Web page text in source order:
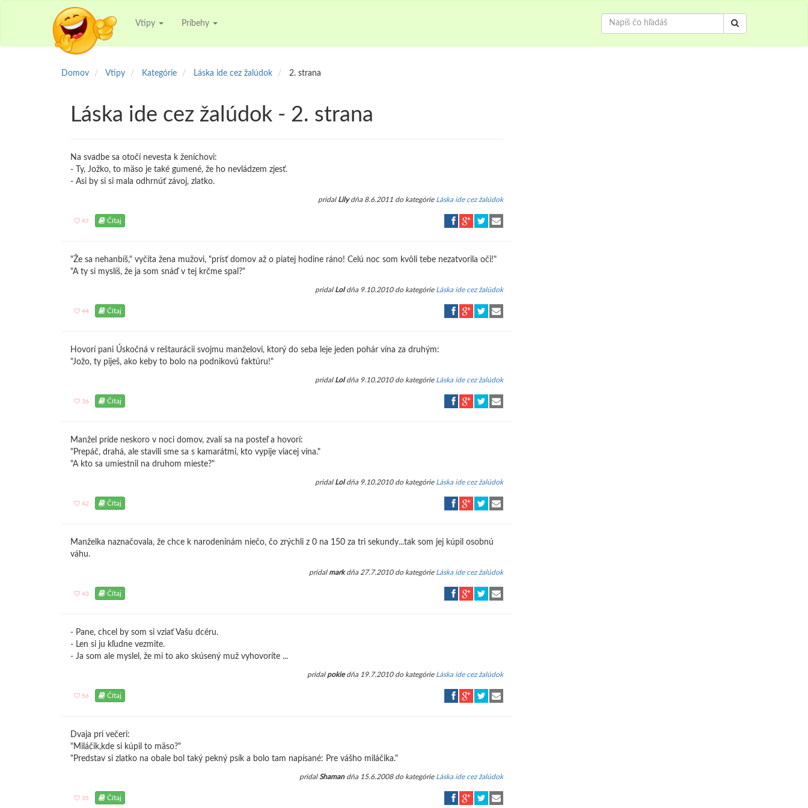
Vtipy Príbehy
Domov Vtipy Kategórie Láska ide cez žalúdok 2. strana
Láska ide cez žalúdok - 2. strana
Na svadbe sa otočí nevesta k ženíchovi:
- Ty, Jožko, to mäso je také gumené, že ho nevládzem zjesť.
- Asi by si si mala odhrnúť závoj, zlatko.
pridal Lilydňa 8.6.2011 do kategórie Láska ide cez žalúdok
47 Čítaj
"Že sa nehanbíš," vyčíta žena mužovi, "prísť domov až o piatej hodine ráno! Celú noc som kvôli tebe nezatvorila oči!"
"A ty si myslíš, že ja som snáď v tej krčme spal?"
pridal Loldňa 9.10.2010 do kategórie Láska ide cez žalúdok
44 Čítaj
Hovorí pani Úskočná v reštaurácii svojmu manželovi, ktorý do seba leje jeden pohár vína za druhým:
"Jožo, ty piješ, ako keby to bolo na podnikovú faktúru!"
pridal Loldňa 9.10.2010 do kategórie Láska ide cez žalúdok
36 Čítaj
Manžel príde neskoro v noci domov, zvalí sa na posteľ a hovorí:
"Prepáč, drahá, ale stavili sme sa s kamarátmi, kto vypije viacej vína."
"A kto sa umiestnil na druhom mieste?"
pridal Loldňa 9.10.2010 do kategórie Láska ide cez žalúdok
42 Čítaj
Manželka naznačovala, že chce k narodeninám niečo, čo zrýchli z 0 na 150 za tri sekundy...tak som jej kúpil osobnú
váhu.
pridal markdňa 27.7.2010 do kategórie Láska ide cez žalúdok
43 Čítaj
- Pane, chcel by som si vziať Vašu dcéru.
- Len si ju kľudne vezmite.
- Ja som ale myslel, že mi to ako skúsený muž vyhovoríte ...
pridal pokiedňa 19.7.2010 do kategórie Láska ide cez žalúdok
56 Čítaj
Dvaja pri večeri:
"Miláčik,kde si kúpil to mäso?"
"Predstav si zlatko na obale bol taký pekný psík a bolo tam napísané: Pre vášho miláčika."
pridalShamandňa 15.6.2008 do kategórie Láska ide cez žalúdok
35 Čítaj